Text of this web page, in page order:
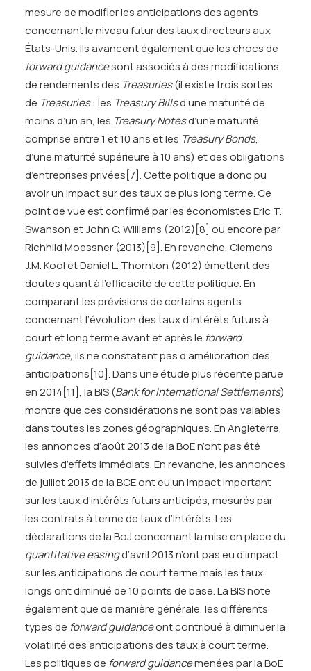
mesure de modifier les anticipations des agents
concernant le niveau futur des taux directeurs aux
États-Unis. Ils avancent également que les chocs de
forward guidancesont associés à des modifications
de rendements des Treasuries(il existe trois sortes
de Treasuries: les Treasury Billsd’une maturité de
moins d’un an, les Treasury Notesd’une maturité
comprise entre 1 et 10 ans et les Treasury Bonds,
d’une maturité supérieure à 10 ans) et des obligations
d’entreprises privées[7]. Cette politique a donc pu
avoir un impact sur des taux de plus long terme. Ce
point de vue est confirmé par les économistes Eric T.
Swanson et John C. Williams (2012)[8] ou encore par
Richhild Moessner (2013)[9]. En revanche, Clemens
J.M. Kool et Daniel L. Thornton (2012) émettent des
doutes quant à l’efficacité de cette politique. En
comparant les prévisions de certains agents
concernant l’évolution des taux d’intérêts futurs à
court et long terme avant et après le forward
guidance,ils ne constatent pas d’amélioration des
anticipations[10]. Dans une étude plus récente parue
en 2014[11], la BIS (Bank for International Settlements)
montre que ces considérations ne sont pas valables
dans toutes les zones géographiques. En Angleterre,
les annonces d’août 2013 de la BoE n’ont pas été
suivies d’effets immédiats. En revanche, les annonces
de juillet 2013 de la BCE ont eu un impact important
sur les taux d’intérêts futurs anticipés, mesurés par
les contrats à terme de taux d’intérêts. Les
déclarations de la BoJ concernant la mise en place du
quantitative easingd’avril 2013 n’ont pas eu d’impact
sur les anticipations de court terme mais les taux
longs ont diminué de 10 points de base. La BIS note
également que de manière générale, les différents
types de forward guidanceont contribué à diminuer la
volatilité des anticipations des taux à court terme.
Les politiques de forward guidancemenées par la BoE